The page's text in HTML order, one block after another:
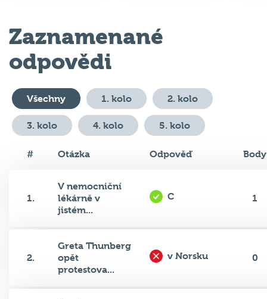
Zaznamenané
odpovědi
Všechny 1. kolo 2. kolo
3. kolo 4. kolo 5. kolo
# Otázka Odpověď Body
1.
V nemocniční
lékárně v
jistém...
C 1
2.
Greta Thunberg
opět
protestova...
v Norsku 0